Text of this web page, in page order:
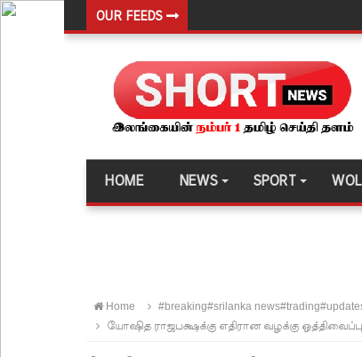
OUR FEEDS
ஊழல் தடுப்பு சட்டமூலத்தில் மீண்டும் திருத்தம்!
சாகிப் அல் ஹசனின் வீட்டின் மீது பெற்றோல்
கஞ்சிபானை இம்ரானை கைது செய்ய
ஈட்டி எறிதலுக்கான உலக தரவரிசையில்
மாகாண சபைத் தேர்தலை விரைவில்
HOME NEWS SPORT
Home #breaking#srilanka
யோஷித ராஜபக்ஷக்கு எதிரான வழக்கு ஒத்திவைப்பு